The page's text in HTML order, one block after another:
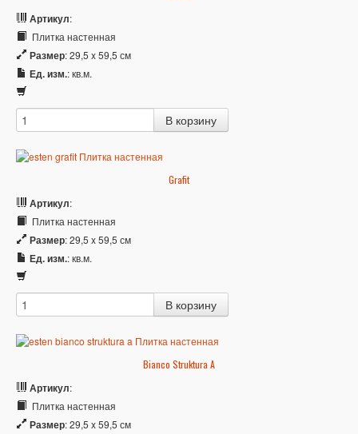
Артикул:
Плитка настенная
Размер: 29,5 x 59,5 см
Ед. изм.: кв.м.
Grafit
Артикул:
Плитка настенная
Размер: 29,5 x 59,5 см
Ед. изм.: кв.м.
Bianco Struktura A
Артикул:
Плитка настенная
Размер: 29,5 x 59,5 см